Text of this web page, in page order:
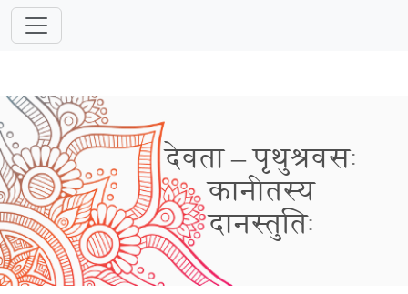
देवता – पृथुश्रवसः
कानीतस्य
दानस्तुतिः